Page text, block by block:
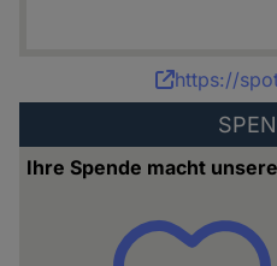
Bettina
https://
Ihre Spende macht